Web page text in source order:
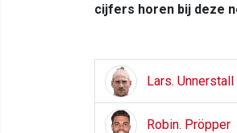
cijfers horen bij deze
Lars. Unnerstall
Robin. Pröpper